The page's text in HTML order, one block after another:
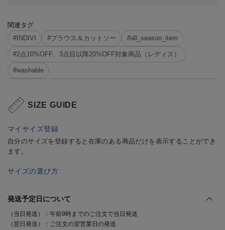
関連タグ
#INDIVI
#ブラウス＆カットソー #all_season_item
#2点10%OFF、3点目以降20%OFF対象商品（レディス）
#washable
SIZE GUIDE
マイサイズ登録
自分のサイズを登録すると在庫のある商品だけを表示することができ
ます。
サイズの選び方
発送予定日について
（当日発送）：午前9時までのご注文で当日発送
（翌日発送）：ご注文の翌営業日の発送